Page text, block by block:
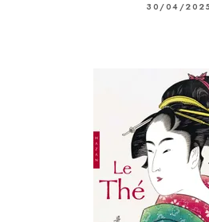
30/04/2025